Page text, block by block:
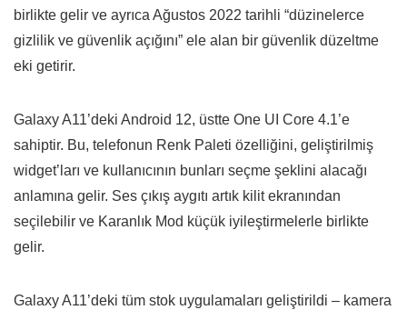
birlikte gelir ve ayrıca Ağustos 2022 tarihli “düzinelerce
gizlilik ve güvenlik açığını” ele alan bir güvenlik düzeltme
eki getirir.
Galaxy A11’deki Android 12, üstte One UI Core 4.1’e
sahiptir. Bu, telefonun Renk Paleti özelliğini, geliştirilmiş
widget’ları ve kullanıcının bunları seçme şeklini alacağı
anlamına gelir. Ses çıkış aygıtı artık kilit ekranından
seçilebilir ve Karanlık Mod küçük iyileştirmelerle birlikte
gelir.
Galaxy A11’deki tüm stok uygulamaları geliştirildi – kamera